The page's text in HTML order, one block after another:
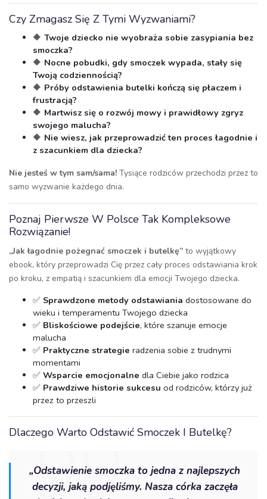
Czy Zmagasz Się Z Tymi Wyzwaniami?
🔶 Twoje dziecko nie wyobraża sobie zasypiania bez
smoczka?
🔶 Nocne pobudki, gdy smoczek wypada, stały się
Twoją codziennością?
🔶 Próby odstawienia butelki kończą się płaczem i
frustracją?
🔶 Martwisz się o rozwój mowy i prawidłowy zgryz
swojego malucha?
🔶 Nie wiesz, jak przeprowadzić ten proces łagodnie i
z szacunkiem dla dziecka?
Nie jesteś w tym sam/sama! Tysiące rodziców przechodzi przez to
samo wyzwanie każdego dnia.
Poznaj Pierwsze W Polsce Tak Kompleksowe
Rozwiązanie!
„Jak łagodnie pożegnać smoczek i butelkę” to wyjątkowy
ebook, który przeprowadzi Cię przez cały proces odstawiania krok
po kroku, z empatią i szacunkiem dla emocji Twojego dziecka.
✅ Sprawdzone metody odstawiania dostosowane do
wieku i temperamentu Twojego dziecka
✅ Bliskościowe podejście, które szanuje emocje
malucha
✅ Praktyczne strategie radzenia sobie z trudnymi
momentami
✅ Wsparcie emocjonalne dla Ciebie jako rodzica
✅ Prawdziwe historie sukcesu od rodziców, którzy już
przez to przeszli
Dlaczego Warto Odstawić Smoczek I Butelkę?
„Odstawienie smoczka to jedna z najlepszych
decyzji, jaką podjęliśmy. Nasza córka zaczęła